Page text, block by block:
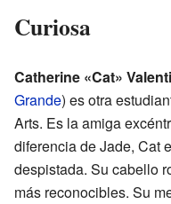
Curiosa
Catherine «Cat»
Grande) es otra
Arts. Es la amiga
diferencia de Jade, Cat
despistada. Su cabello
más reconocibles. Su